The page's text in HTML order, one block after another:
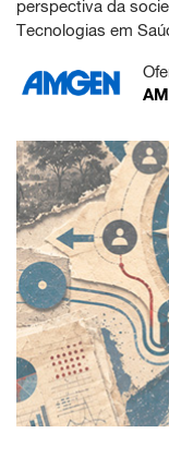
perspectiva da
Tecnologias em